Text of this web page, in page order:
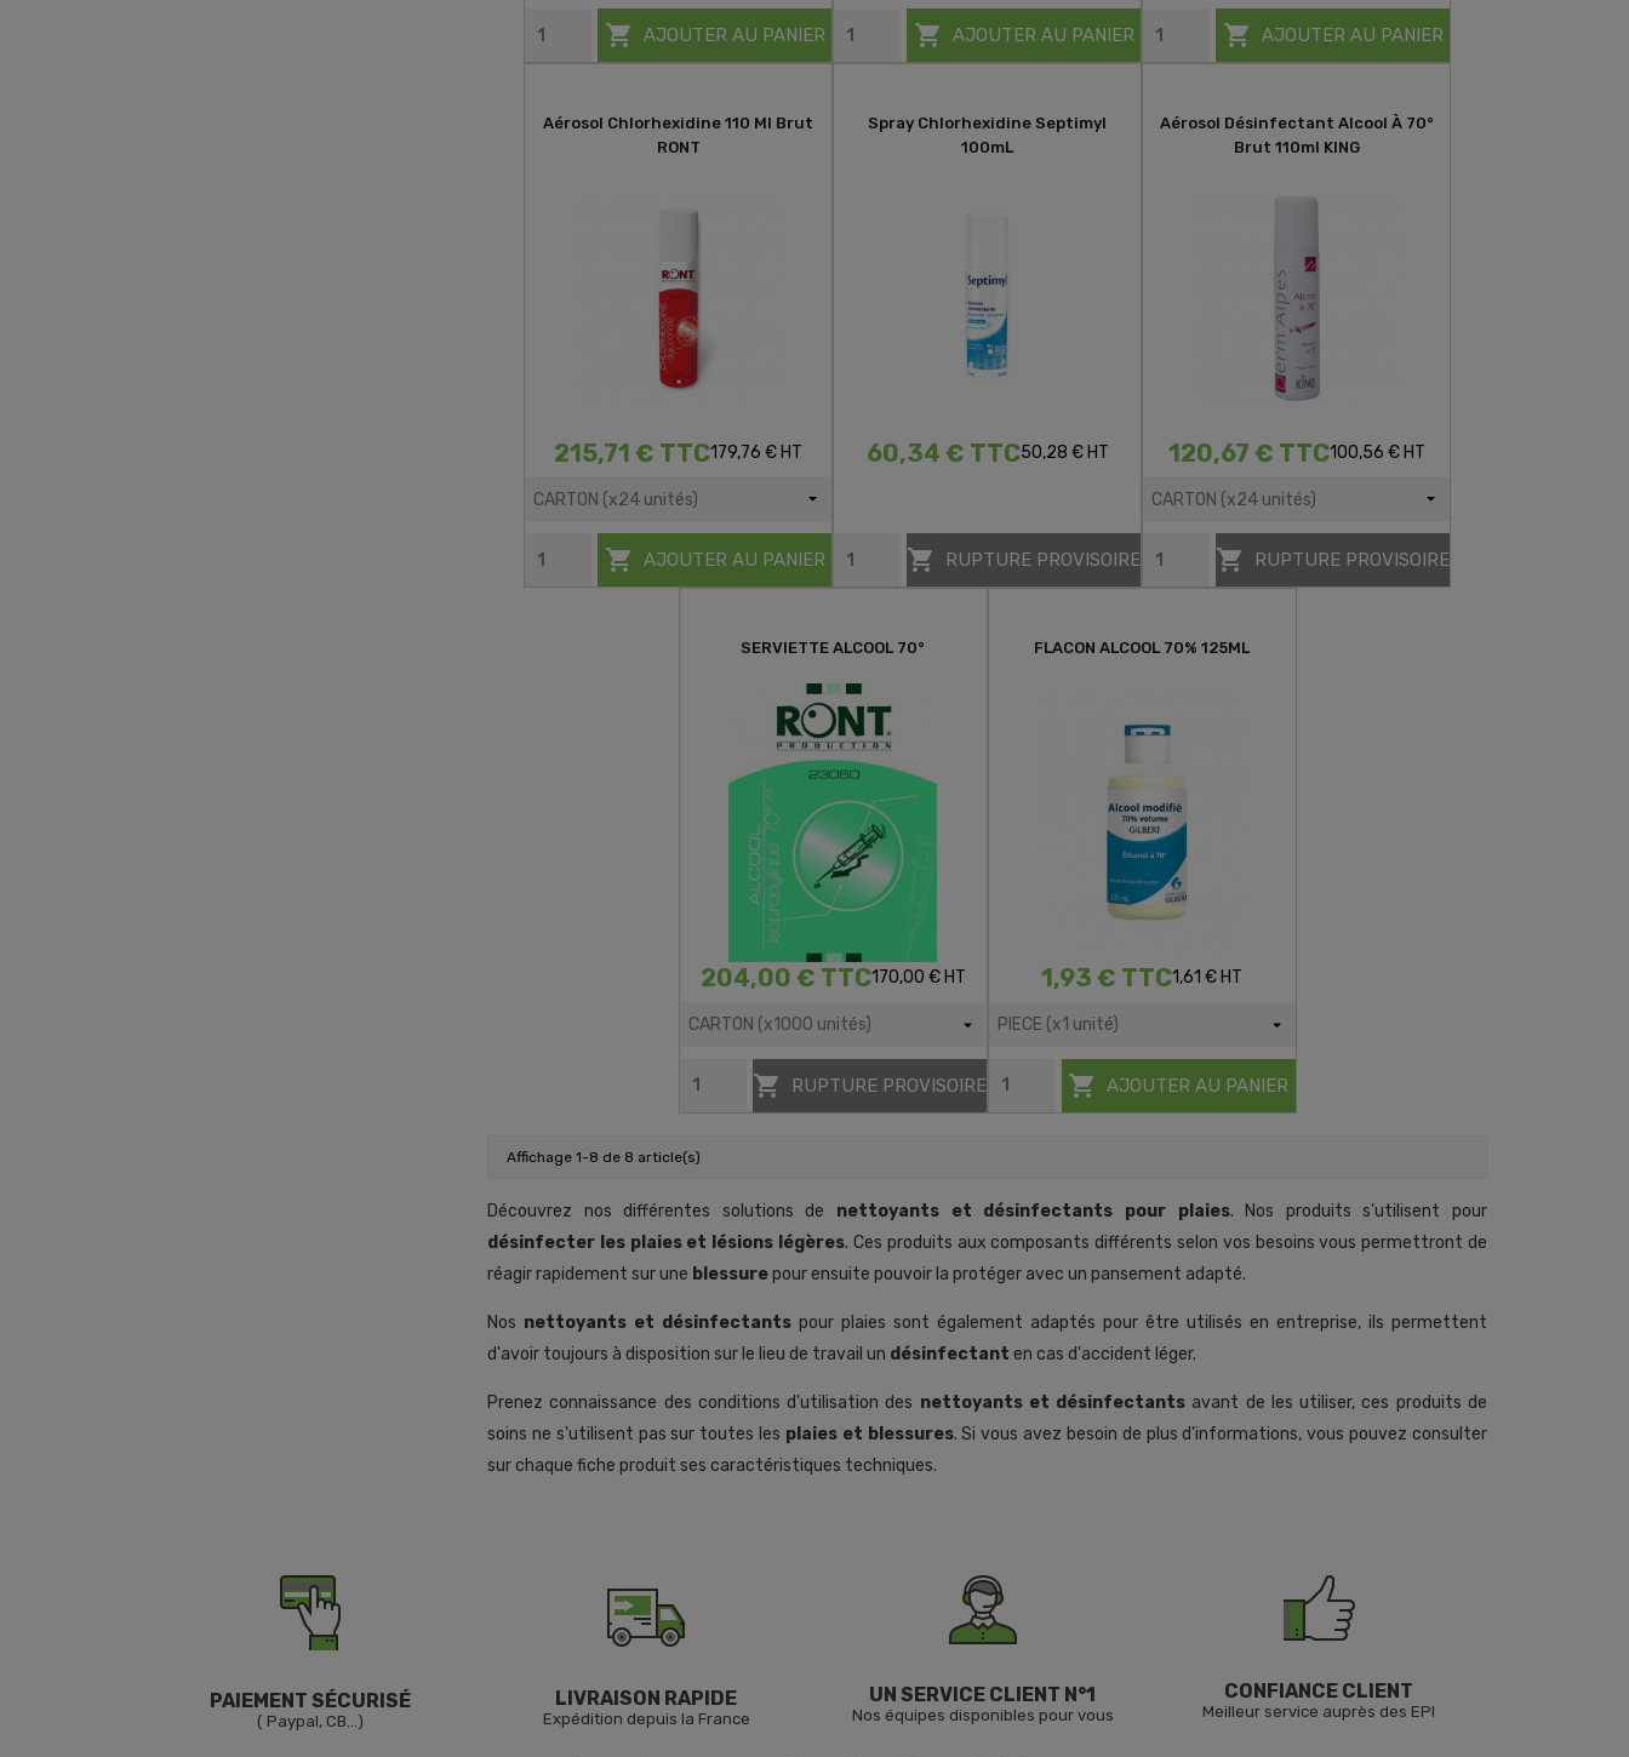
 AJOUTER AU PANIER  AJOUTER AU PANIER  AJOUTER AU PANIER
Aérosol Chlorhexidine 110 Ml Brut
RONT
215,71 € TTC179,76 € HT
 AJOUTER AU PANIER
Spray Chlorhexidine Septimyl
100mL
60,34 € TTC50,28 € HT
 RUPTURE PROVISOIRE
Aérosol Désinfectant Alcool À 70°
Brut 110ml KING
120,67 € TTC100,56 € HT
 RUPTURE PROVISOIRE
SERVIETTE ALCOOL 70°
204,00 € TTC170,00 € HT
 RUPTURE PROVISOIRE
FLACON ALCOOL 70% 125ML
1,93 € TTC1,61 € HT
 AJOUTER AU PANIER
Affichage 1-8 de 8 article(s)
Découvrez nos différentes solutions de nettoyants et désinfectants pour plaies. Nos produits s'utilisent pour
désinfecter les plaies et lésions légères. Ces produits aux composants différents selon vos besoins vous permettront de
réagir rapidement sur une blessurepour ensuite pouvoir la protéger avec un pansement adapté.
Nos nettoyants et désinfectants pour plaies sont également adaptés pour être utilisés en entreprise, ils permettent
d'avoir toujours à disposition sur le lieu de travail un désinfectant en cas d'accident léger.
Prenez connaissance des conditions d'utilisation des nettoyants et désinfectants avant de les utiliser, ces produits de
soins ne s'utilisent pas sur toutes les plaies et blessures. Si vous avez besoin de plus d'informations, vous pouvez consulter
sur chaque fiche produit ses caractéristiques techniques.
PAIEMENT SÉCURISÉ
( Paypal, CB...)
LIVRAISON RAPIDE
Expédition depuis la France
UN SERVICE CLIENT N°1
Nos équipes disponibles pour vous
CONFIANCE CLIENT
Meilleur service auprès des EPI